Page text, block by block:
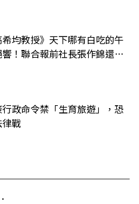
均教授》天下哪有白吃的午
！聯合報前社長張作錦還原
政命令禁「生育旅遊」，恐
戰